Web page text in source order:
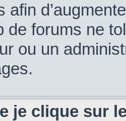
afin
de forums ne
ou un
je clique sur